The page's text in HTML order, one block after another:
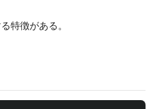
特徴がある。